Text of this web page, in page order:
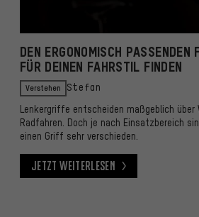
DEN ERGONOMISCH PASSENDEN
FÜR DEINEN FAHRSTIL FINDEN
Verstehen Stefan
Lenkergriffe entscheiden maßgeblich über
Radfahren. Doch je nach Einsatzbereich
einen Griff sehr verschieden.
Jetzt weiterlesen